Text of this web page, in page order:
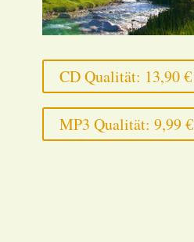
CD Qualität: 13,90 €
MP3 Qualität: 9,99 €